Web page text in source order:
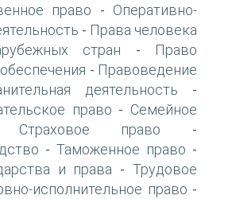
право - Оперативно-
- Права человека
стран -
Право
- Правоведение
деятельность -
право - Семейное
Страховое право -
- Таможенное право -
и права -Трудовое
исполнительное право -